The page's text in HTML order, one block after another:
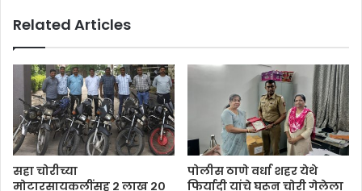
Related Articles
सहा चोरीच्या
मोटारसायकलींसह २ लाख २०
पोलीस ठाणे वर्धा शहर येथे
फिर्यादी यांचे घरून चोरी गेलेला